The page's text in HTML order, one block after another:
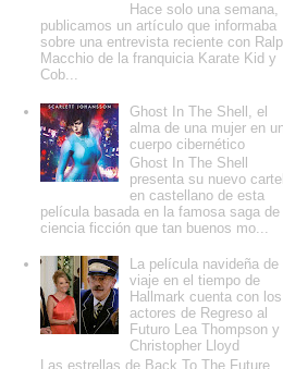
Hace solo una semana,
publicamos un artículo que informaba
sobre una entrevista reciente con
Macchio de la franquicia Karate Kid y
Cob...
Ghost In The Shell, el
alma de una mujer en
cuerpo cibernético
Ghost In The Shell
presenta su nuevo cartel
en castellano de esta
película basada en la famosa saga de
ciencia ficción que tan buenos mo...
La película navideña de
viaje en el tiempo de
Hallmark cuenta con los
actores de Regreso al
Futuro Lea Thompson y
Christopher Lloyd
Las estrellas de Back To The Future